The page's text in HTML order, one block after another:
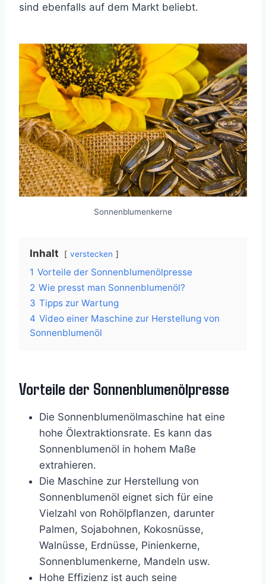
sind ebenfalls auf dem Markt beliebt.
Sonnenblumenkerne
Inhalt verstecken
1 Vorteile der Sonnenblumenölpresse
2 Wie presst man Sonnenblumenöl?
3 Tipps zur Wartung
4 Video einer Maschine zur Herstellung von
Sonnenblumenöl
Vorteile der Sonnenblumenölpresse
Die Sonnenblumenölmaschine hat eine
hohe Ölextraktionsrate. Es kann das
Sonnenblumenöl in hohem Maße
extrahieren.
Die Maschine zur Herstellung von
Sonnenblumenöl eignet sich für eine
Vielzahl von Rohölpflanzen, darunter
Palmen, Sojabohnen, Kokosnüsse,
Walnüsse, Erdnüsse, Pinienkerne,
Sonnenblumenkerne, Mandeln usw.
Hohe Effizienz ist auch seine